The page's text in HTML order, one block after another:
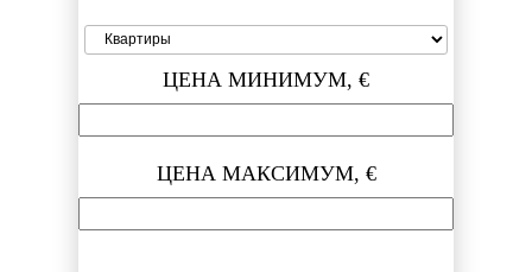
ЦЕНА МИНИМУМ, €
ЦЕНА МАКСИМУМ, €